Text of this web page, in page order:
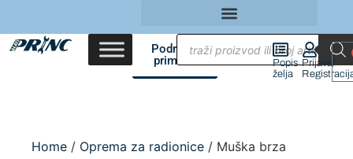
Područja
primene
Popis
želja
Prijava/
Home / Oprema za radionice / Muška brza